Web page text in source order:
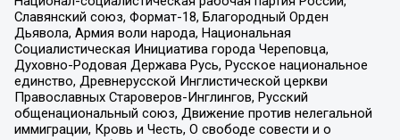
Славянский союз, Формат-18, Благородный Орден
Дьявола, Армия воли народа, Национальная
Социалистическая Инициатива города Череповца,
Духовно-Родовая Держава Русь, Русское национальное
единство, Древнерусской Инглистической церкви
Православных Староверов-Инглингов, Русский
общенациональный союз, Движение против нелегальной
иммиграции, Кровь и Честь, О свободе совести и о